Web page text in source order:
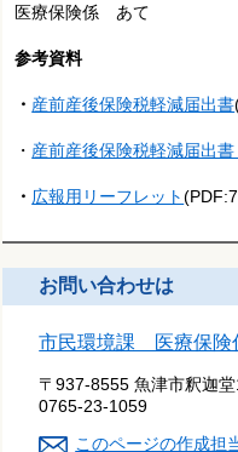
医療保険係 あて
参考資料
・ 産前産後保険税軽減届出書
・ 産前産後保険税軽減届出
・ 広報用リーフレット
お問い合わせは
市民環境課 医療保険
〒937-8555 魚津市釈迦堂
0765-23-1059
このページの作成担